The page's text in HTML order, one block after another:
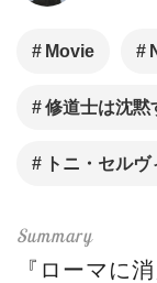
Movie
修道士は沈黙
トニ・セルヴ
『ローマに